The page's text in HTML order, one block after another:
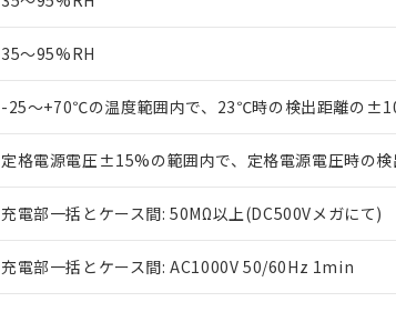
35～95%RH
-25～+70℃の温度範囲内で、23℃時の検出距離の
定格電源電圧±15%の範囲内で、定格電源電圧時の
充電部一括とケース間: 50MΩ以上(DC500Vメガにて)
充電部一括とケース間: AC1000V 50/60Hz 1min
さい。
いる法人を指します。
下記の非含有証明書をダウンロードする
EU RoHS指令（10物質）の非含有証明書
51物質の非含有証明書（当社基準）
※本証明書は発行日時点で非含有を証明
また、RoHS指令のフタル酸エステル類
混在することから備考欄に対応日を記載
り割愛しております。